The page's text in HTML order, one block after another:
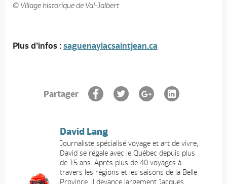
© Village historique de Val-Jalbert
Plus d’infos : saguenaylacsaintjean.ca
Partager
David Lang
Journaliste spécialisé voyage et art de vivre,
David se régale avec le Québec depuis plus
de 15 ans. Après plus de 40 voyages à
travers les régions et les saisons de la Belle
Province, il devance largement Jacques